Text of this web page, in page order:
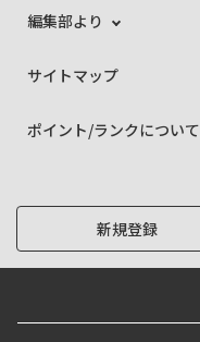
編集部より
サイトマップ
ポイント/ランクについて
新規登録